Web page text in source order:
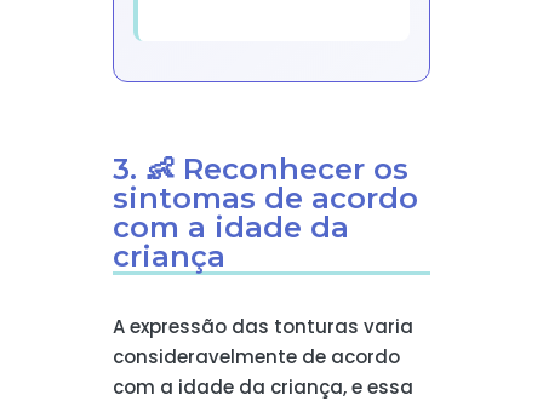
3. 👶 Reconhecer os
sintomas de acordo
com a idade da
criança
A expressão das tonturas varia
consideravelmente de acordo
com a idade da criança, e essa